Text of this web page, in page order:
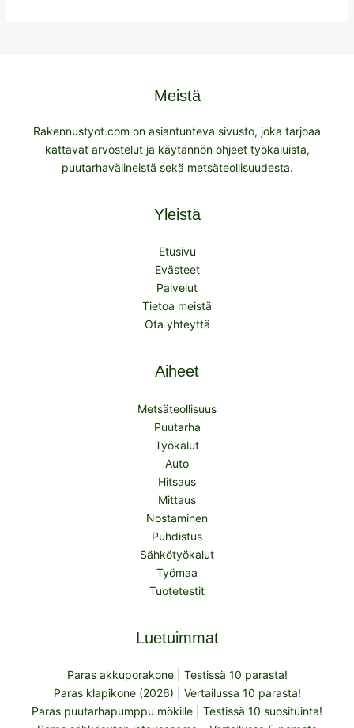
Meistä
Rakennustyot.com on asiantunteva sivusto, joka tarjoaa
kattavat arvostelut ja käytännön ohjeet työkaluista,
puutarhavälineistä sekä metsäteollisuudesta.
Yleistä
Etusivu
Evästeet
Palvelut
Tietoa meistä
Ota yhteyttä
Aiheet
Metsäteollisuus
Puutarha
Työkalut
Auto
Hitsaus
Mittaus
Nostaminen
Puhdistus
Sähkötyökalut
Työmaa
Tuotetestit
Luetuimmat
Paras akkuporakone | Testissä 10 parasta!
Paras klapikone (2026) | Vertailussa 10 parasta!
Paras puutarhapumppu mökille | Testissä 10 suosituinta!